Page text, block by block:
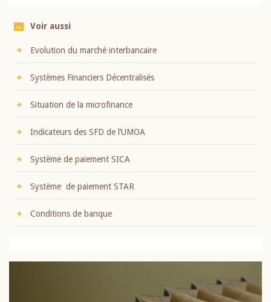
Voir aussi
Evolution du marché interbancaire
Systèmes Financiers Décentralisés
Situation de la microfinance
Indicateurs des SFD de l’UMOA
Système de paiement SICA
Système de paiement STAR
Conditions de banque